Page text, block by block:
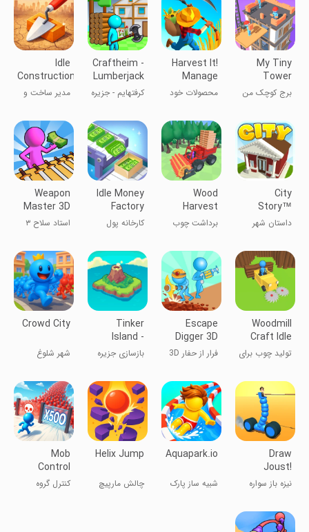
My Tiny
Tower
برج کوچک من
Harvest It!
Manage
your own
farm
محصولات خود
مدیریت مزرعه
خود را انجام
بده
Craftheim -
Lumberjack
Island
کرفتهایم - جزیره
Idle
Construction
3D
مدیر ساخت و
City
Story™
داستان شهر
Wood
Harvest
برداشت چوب
Idle Money
Factory
کارخانه پول
Weapon
Master 3D
استاد سلاح ۳
Woodmill
Craft Idle
تولید چوب برای
Escape
Digger 3D
فرار از حفار 3D
Tinker
Island -
Survival
Story
بازسازی جزیره
Crowd City
شهر شلوغ
Draw
Joust!
نیزه باز سواره
Aquapark.io
شبیه ساز پارک
Helix Jump
چالش مارپیچ
Mob
Control
کنترل گروه